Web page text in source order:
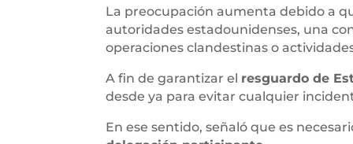
La preocupación aumenta debido a
autoridades estadounidenses, una
operaciones clandestinas o
A fin de garantizar el resguardo de
desde ya para evitar cualquier
En ese sentido, señaló que es